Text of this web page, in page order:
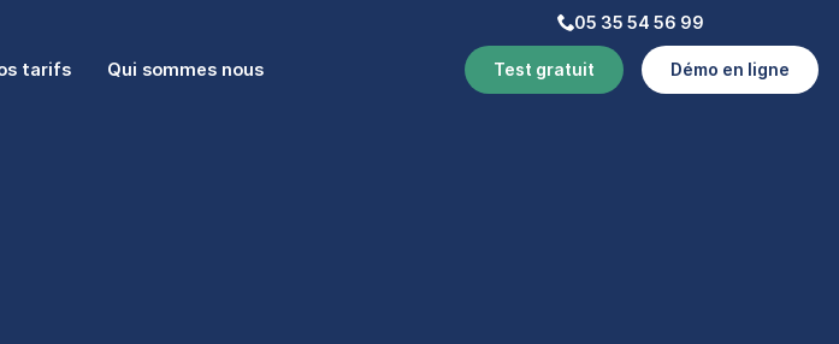
05 35 54 56 99
tarifs Qui sommes nous Test gratuit Démo en ligne